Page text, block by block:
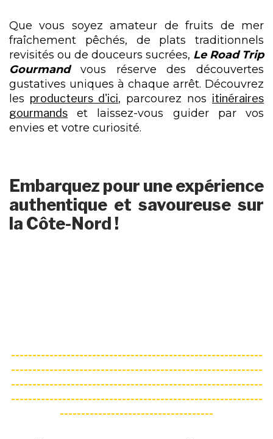
Que vous soyez amateur de fruits de mer
fraîchement pêchés, de plats traditionnels
revisités ou de douceurs sucrées, Le Road Trip
Gourmandvous réserve des découvertes
gustatives uniques à chaque arrêt. Découvrez
les producteurs d'ici, parcourez nos itinéraires
gourmands et laissez-vous guider par vos
envies et votre curiosité.
Embarquez pour une expérience
authentique et savoureuse sur
la Côte-Nord !
-----------------------------------------------------------
-----------------------------------------------------------
-----------------------------------------------------------
-----------------------------------------------------------
------------------------------------